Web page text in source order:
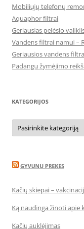
Mobiliųjų telefonų
Aquaphor filtrai
Geriausias pelėsio
Vandens filtrai namui –
Geriausios vandens
Padangų žymėjimo
KATEGORIJOS
Kategorijos
GYVUNU PREKES
Kačių skiepai –
Ką naudinga žinoti apie
Kačių auklėjimas